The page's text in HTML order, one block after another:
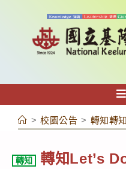
容
> 校園公告 > 轉知轉
轉知
轉知Let’s